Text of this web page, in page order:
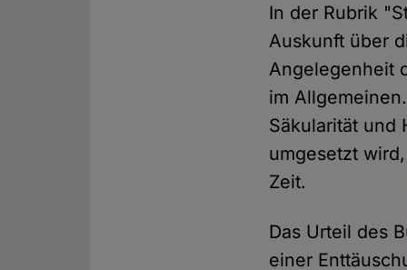
In der Rubrik
Auskunft über
Angelegenheit
im
Säkularität und
umgesetzt
Zeit.
Das Urteil des
einer